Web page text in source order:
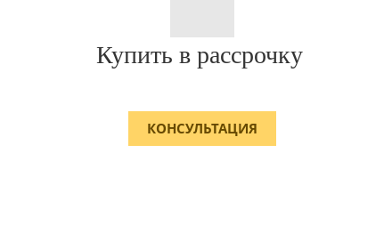
Купить в рассрочку
КОНСУЛЬТАЦИЯ